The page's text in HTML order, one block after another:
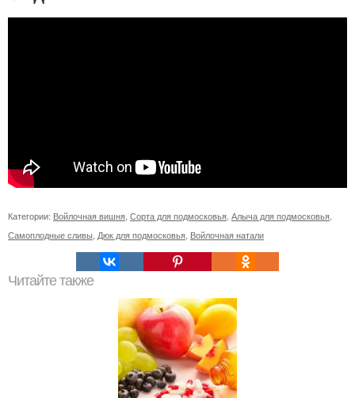
Категории: Войлочная вишня Сорта для подмосковья Алыча для подмосковья
Самоплодные сливы Дюк для подмосковья Войлочная натали
Читайте также